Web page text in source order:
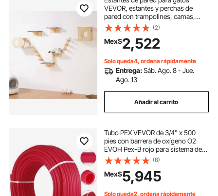
VEVOR, estantes y perchas de
pared con trampolines, camas,
hamacas y árbol para gatos,
muebles y estantes para gatos de
hasta 18 kg para dormir, jugar y
trepar (juego de 7)
(2)
Mex$2,522
Solo queda4, ordena rápidamente
Entrega:Sáb. Ago. 8 - Jue.
Ago. 13
Añadir al carrito
Tubo PEX VEVOR de 3/4" x 500
pies con barrera de oxígeno O2
EVOH Pex-B rojo para sistema de
calefacción radiante por suelo
radiante hidráulico (3/4" con
barrera de O2, 500 pies/rojo)
(8)
Mex$5,945
Solo queda2, ordena rápidamente